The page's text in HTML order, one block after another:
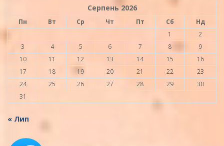
Серпень 2026
Пн Вт Ср Чт Пт Сб
Нд
1
2
3
4 5 6 7 8
9
10
11 12 13 14 15
16
17
18 19 20 21 22
23
24
25 26 27 28 29
30
31
« Лип